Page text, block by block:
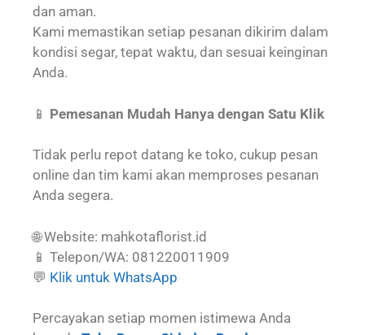
dan aman.
Kami memastikan setiap pesanan dikirim dalam
kondisi segar, tepat waktu, dan sesuai keinginan
Anda.
📱 Pemesanan Mudah Hanya dengan Satu Klik
Tidak perlu repot datang ke toko, cukup pesan
online dan tim kami akan memproses pesanan
Anda segera.
🌐 Website: mahkotaflorist.id
📱 Telepon/WA: 081220011909
💬 Klik untuk WhatsApp
Percayakan setiap momen istimewa Anda